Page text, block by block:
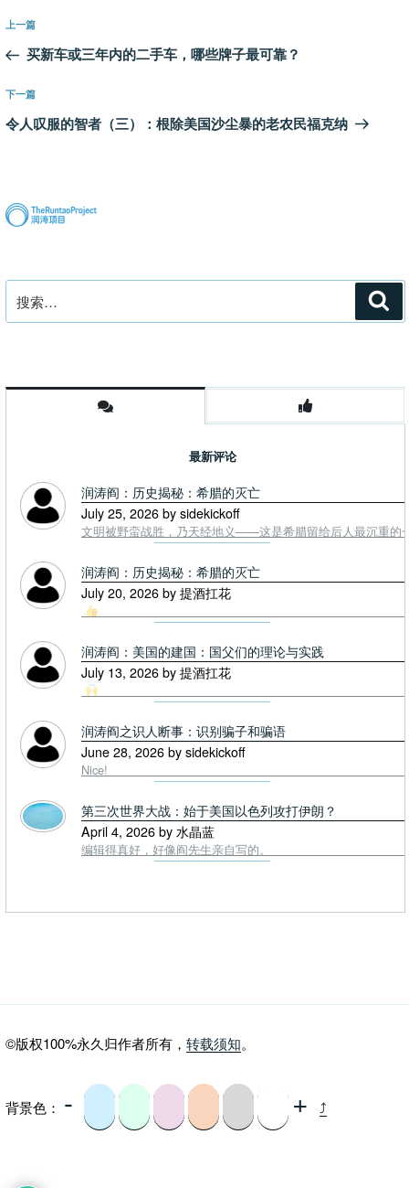
文
导
航
上
一
文
章
上一篇
买新车或三年内的二手车，哪些牌子最可靠？
下
一
下一篇
令人叹服的智者（三）：根除美国沙尘暴的老农民福克纳
索：
最新评论
润涛阎：历史揭秘：希腊的灭亡
July 25, 2026 by sidekickoff
文明被野蛮战胜，乃天经地义——这是希腊留给后人最沉重的
润涛阎：历史揭秘：希腊的灭亡
July 20, 2026 by 提酒扛花
润涛阎：美国的建国：国父们的理论与实践
July 13, 2026 by 提酒扛花
润涛阎之识人断事：识别骗子和骗语
June 28, 2026 by sidekickoff
Nice!
第三次世界大战：始于美国以色列攻打伊朗？
April 4, 2026 by 水晶蓝
编辑得真好，好像阎先生亲自写的。
©版权100%永久归作者所有， 转载须知。
背景色： - + ⤴